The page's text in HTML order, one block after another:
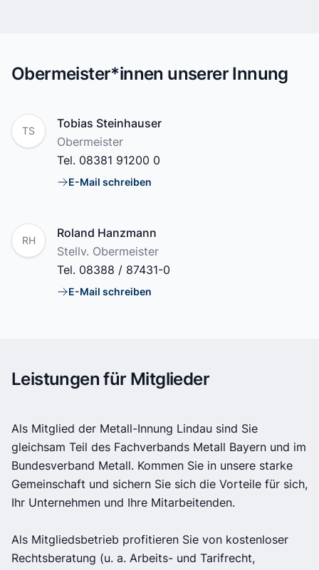
Obermeister*innen unserer Innung
TS
Name
Tobias Steinhauser
Position
Obermeister
Tel. 08381 91200 0
E-Mail
E-Mail schreiben
RH
Name
Roland Hanzmann
Position
Stellv. Obermeister
Tel. 08388 / 87431-0
E-Mail
E-Mail schreiben
Leistungen für Mitglieder
Als Mitglied der Metall-Innung Lindau sind Sie
gleichsam Teil des Fachverbands Metall Bayern und im
Bundesverband Metall. Kommen Sie in unsere starke
Gemeinschaft und sichern Sie sich die Vorteile für sich,
Ihr Unternehmen und Ihre Mitarbeitenden.
Als Mitgliedsbetrieb profitieren Sie von kostenloser
Rechtsberatung (u. a. Arbeits- und Tarifrecht,